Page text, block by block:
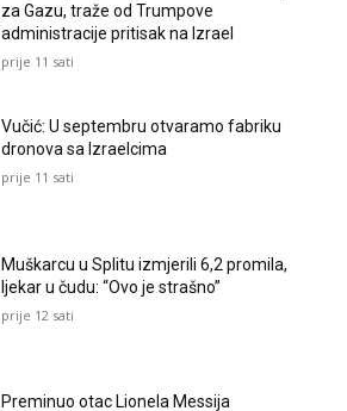
za Gazu, traže od Trumpove
administracije pritisak na Izrael
prije 11 sati
Vučić: U septembru otvaramo fabriku
dronova sa Izraelcima
prije 11 sati
Muškarcu u Splitu izmjerili 6,2 promila,
ljekar u čudu: “Ovo je strašno”
prije 12 sati
Preminuo otac Lionela Messija